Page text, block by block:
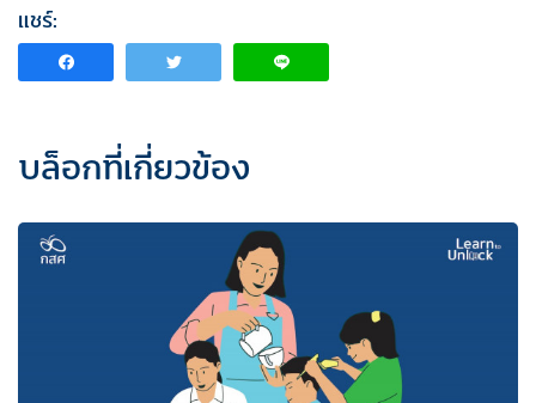
แชร์:
บล็อกที่เกี่ยวข้อง